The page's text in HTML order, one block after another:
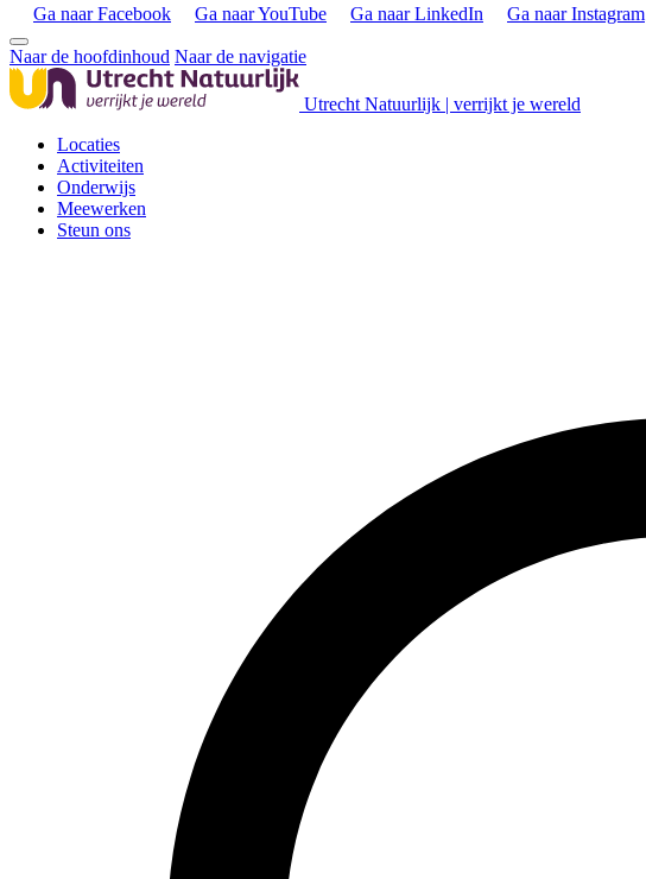
Ga naar Facebook
Ga naar YouTube Ga naar LinkedIn Ga naar Instagram
Naar de hoofdinhoud Naar de navigatie
Utrecht Natuurlijk | verrijkt je wereld
Locaties
Activiteiten
Onderwijs
Meewerken
Steun ons